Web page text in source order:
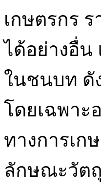
เกษตรกร
ได้อย่างอื่น
ในชนบท ดั
โดยเฉพาะ
ทางการเก
ลักษณะวัต